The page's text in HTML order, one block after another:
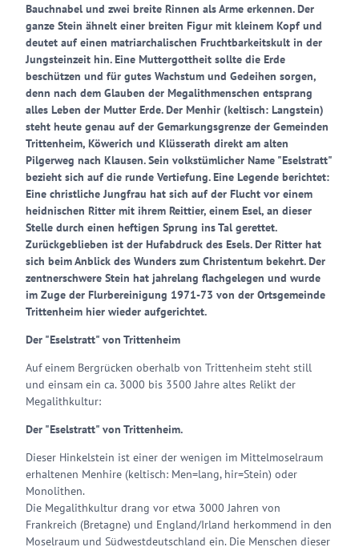
Bauchnabel und zwei breite Rinnen als Arme erkennen. Der
ganze Stein ähnelt einer breiten Figur mit kleinem Kopf und
deutet auf einen matriarchalischen Fruchtbarkeitskult in der
Jungsteinzeit hin. Eine Muttergottheit sollte die Erde
beschützen und für gutes Wachstum und Gedeihen sorgen,
denn nach dem Glauben der Megalithmenschen entsprang
alles Leben der Mutter Erde. Der Menhir (keltisch: Langstein)
steht heute genau auf der Gemarkungsgrenze der Gemeinden
Trittenheim, Köwerich und Klüsserath direkt am alten
Pilgerweg nach Klausen. Sein volkstümlicher Name "Eselstratt"
bezieht sich auf die runde Vertiefung. Eine Legende berichtet:
Eine christliche Jungfrau hat sich auf der Flucht vor einem
heidnischen Ritter mit ihrem Reittier, einem Esel, an dieser
Stelle durch einen heftigen Sprung ins Tal gerettet.
Zurückgeblieben ist der Hufabdruck des Esels. Der Ritter hat
sich beim Anblick des Wunders zum Christentum bekehrt. Der
zentnerschwere Stein hat jahrelang flachgelegen und wurde
im Zuge der Flurbereinigung 1971-73 von der Ortsgemeinde
Trittenheim hier wieder aufgerichtet.
Der "Eselstratt" von Trittenheim
Auf einem Bergrücken oberhalb von Trittenheim steht still
und einsam ein ca. 3000 bis 3500 Jahre altes Relikt der
Megalithkultur:
Der "Eselstratt" von Trittenheim.
Dieser Hinkelstein ist einer der wenigen im Mittelmoselraum
erhaltenen Menhire (keltisch: Men=lang, hir=Stein) oder
Monolithen.
Die Megalithkultur drang vor etwa 3000 Jahren von
Frankreich (Bretagne) und England/Irland herkommend in den
Moselraum und Südwestdeutschland ein. Die Menschen dieser